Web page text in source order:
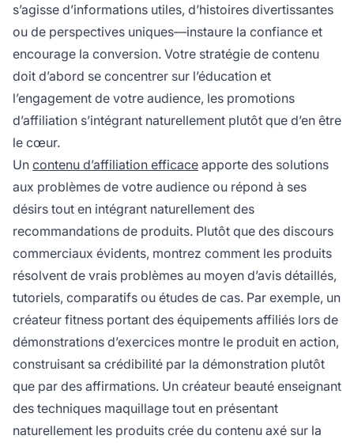
s’agisse d’informations utiles, d’histoires divertissantes
ou de perspectives uniques—instaure la confiance et
encourage la conversion. Votre stratégie de contenu
doit d’abord se concentrer sur l’éducation et
l’engagement de votre audience, les promotions
d’affiliation s’intégrant naturellement plutôt que d’en être
le cœur.
Un contenu d’affiliation efficace apporte des solutions
aux problèmes de votre audience ou répond à ses
désirs tout en intégrant naturellement des
recommandations de produits. Plutôt que des discours
commerciaux évidents, montrez comment les produits
résolvent de vrais problèmes au moyen d’avis détaillés,
tutoriels, comparatifs ou études de cas. Par exemple, un
créateur fitness portant des équipements affiliés lors de
démonstrations d’exercices montre le produit en action,
construisant sa crédibilité par la démonstration plutôt
que par des affirmations. Un créateur beauté enseignant
des techniques maquillage tout en présentant
naturellement les produits crée du contenu axé sur la